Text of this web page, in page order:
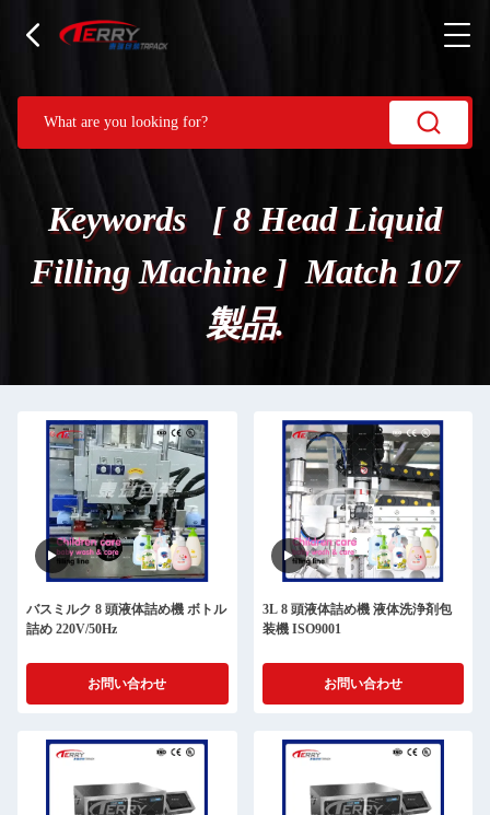
Keywords [ 8 Head Liquid
Filling Machine ] Match 107
製品.
バスミルク 8 頭液体詰め機 ボトル
詰め 220V/50Hz
お問い合わせ
3L 8 頭液体詰め機 液体洗浄剤包
装機 ISO9001
お問い合わせ